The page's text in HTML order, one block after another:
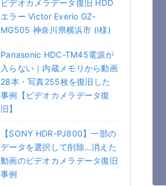
ビデオカメラデータ復旧 HDD
エラー Victor Everio GZ-
MG505 神奈川県横浜市 (I様)
Panasonic HDC-TM45電源が
入らない｜内蔵メモリから動画
28本・写真255枚を復旧した
事例【ビデオカメラデータ復
旧】
【SONY HDR-PJ800】一部の
データを選択して削除…消えた
動画のビデオカメラデータ復旧
事例